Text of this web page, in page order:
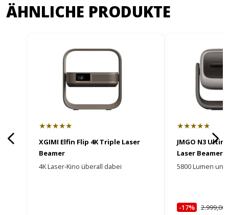
ÄHNLICHE PRODUKTE
★★★★★
XGIMI Elfin Flip 4K Triple Laser
Beamer
4K Laser-Kino überall dabei
★★★★★
JMGO N3
Laser Beamer
5800 Lumen
-17% 2.999,00